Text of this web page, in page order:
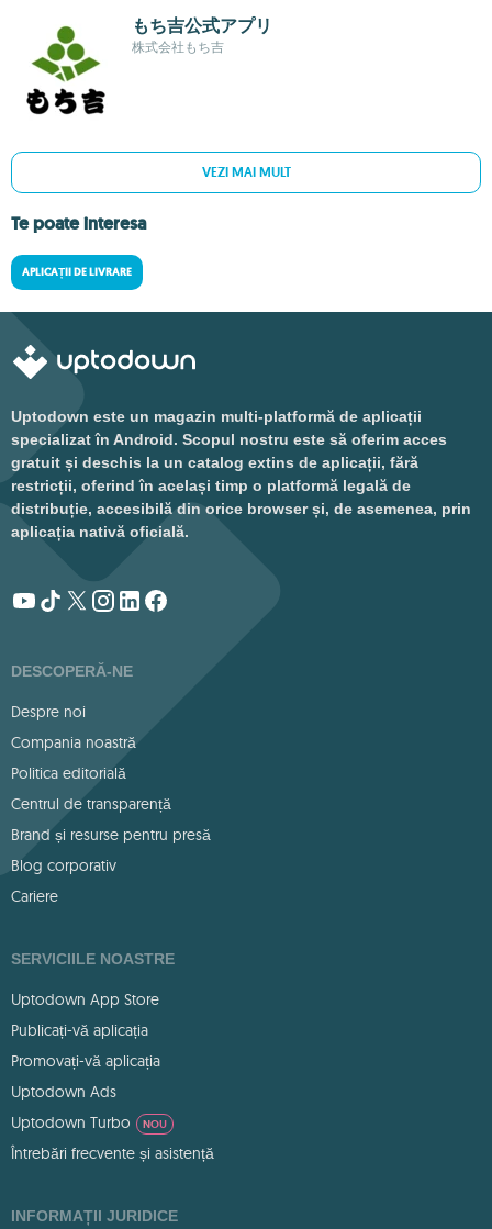
もち吉公式アプリ
株式会社もち吉
VEZI MAI MULT
Te poate interesa
APLICAȚII DE LIVRARE
Uptodown este un magazin multi-platformă de aplicații
specializat în Android. Scopul nostru este să oferim acces
gratuit și deschis la un catalog extins de aplicații, fără
restricții, oferind în același timp o platformă legală de
distribuție, accesibilă din orice browser și, de asemenea, prin
aplicația nativă oficială.
DESCOPERĂ-NE
Despre noi
Compania noastră
Politica editorială
Centrul de transparență
Brand și resurse pentru presă
Blog corporativ
Cariere
SERVICIILE NOASTRE
Uptodown App Store
Publicați-vă aplicația
Promovați-vă aplicația
Uptodown Ads
Uptodown Turbo
NOU
Întrebări frecvente și asistență
INFORMAȚII JURIDICE